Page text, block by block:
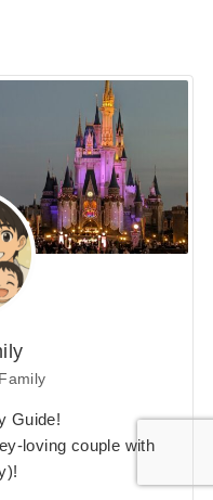
Guide!
loving couple with